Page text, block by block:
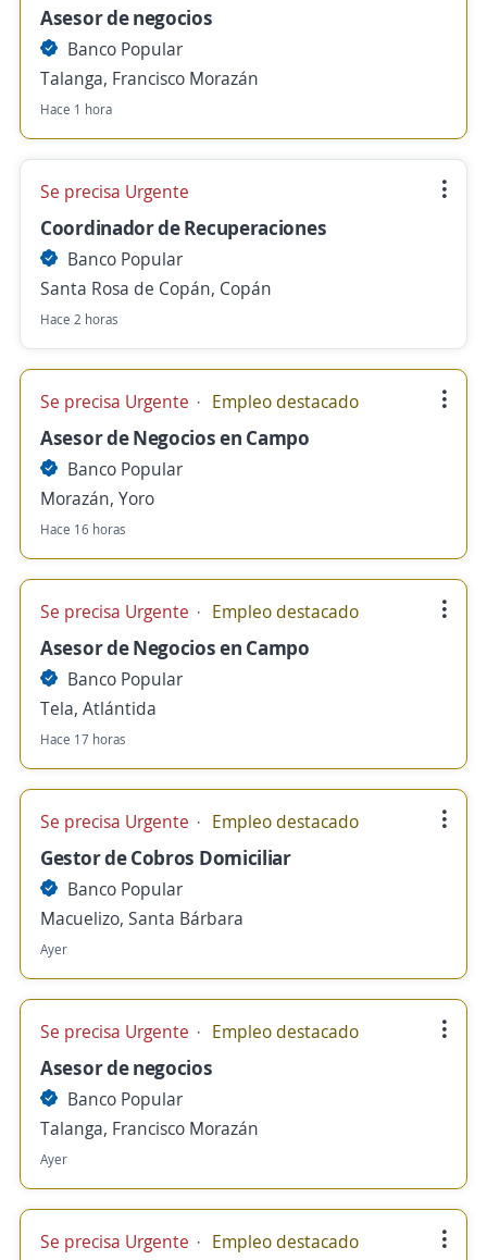
Asesor de negocios
Banco Popular
Talanga, Francisco Morazán
Hace 1 hora
Se precisa Urgente
Coordinador de Recuperaciones
Banco Popular
Santa Rosa de Copán, Copán
Hace 2 horas
Se precisa Urgente Empleo destacado
Asesor de Negocios en Campo
Banco Popular
Morazán, Yoro
Hace 16 horas
Se precisa Urgente Empleo destacado
Asesor de Negocios en Campo
Banco Popular
Tela, Atlántida
Hace 17 horas
Se precisa Urgente Empleo destacado
Gestor de Cobros Domiciliar
Banco Popular
Macuelizo, Santa Bárbara
Ayer
Se precisa Urgente Empleo destacado
Asesor de negocios
Banco Popular
Talanga, Francisco Morazán
Ayer
Se precisa Urgente Empleo destacado